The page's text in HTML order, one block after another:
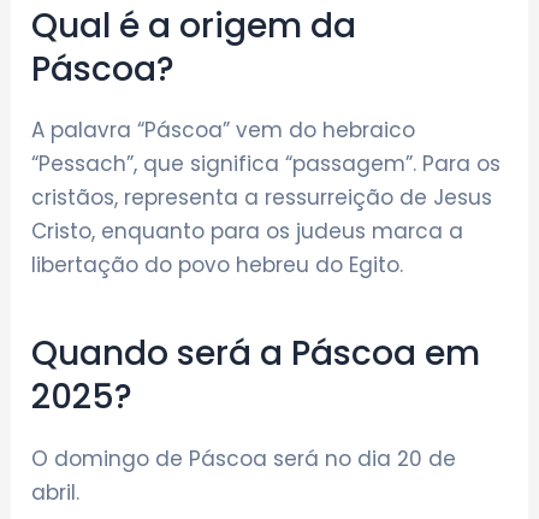
Qual é a origem da
Páscoa?
A palavra “Páscoa” vem do hebraico
“Pessach”, que significa “passagem”. Para os
cristãos, representa a ressurreição de Jesus
Cristo, enquanto para os judeus marca a
libertação do povo hebreu do Egito.
Quando será a Páscoa em
2025?
O domingo de Páscoa será no dia 20 de
abril.